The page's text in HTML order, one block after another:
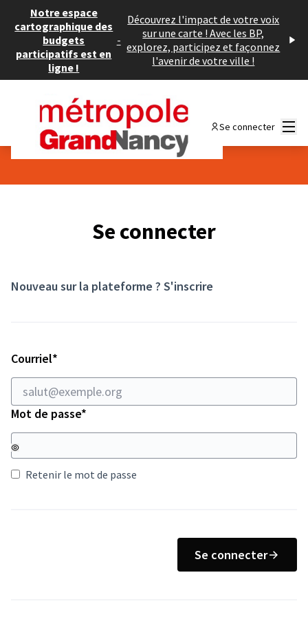
Notre espace
cartographique des
budgets
participatifs est en
ligne !
-
Découvrez l'impact de votre voix
sur une carte ! Avec les BP,
explorez, participez et façonnez
l'avenir de votre ville !
Se connecter
Se connecter
Nouveau sur la plateforme ? S'inscrire
Courriel*
Mot de passe*
Retenir le mot de passe
Se connecter
Panneau de gestion des cookies